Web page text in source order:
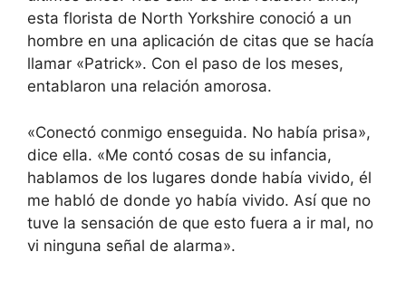
esta florista de North Yorkshire conoció a un
hombre en una aplicación de citas que se hacía
llamar «Patrick». Con el paso de los meses,
entablaron una relación amorosa.
«Conectó conmigo enseguida. No había prisa»,
dice ella. «Me contó cosas de su infancia,
hablamos de los lugares donde había vivido, él
me habló de donde yo había vivido. Así que no
tuve la sensación de que esto fuera a ir mal, no
vi ninguna señal de alarma».